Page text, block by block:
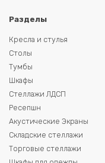
Разделы
Кресла и стулья
Столы
Тумбы
Шкафы
Стеллажи ЛДСП
Ресепшн
Акустические Экраны
Складские стеллажи
Торговые стеллажи